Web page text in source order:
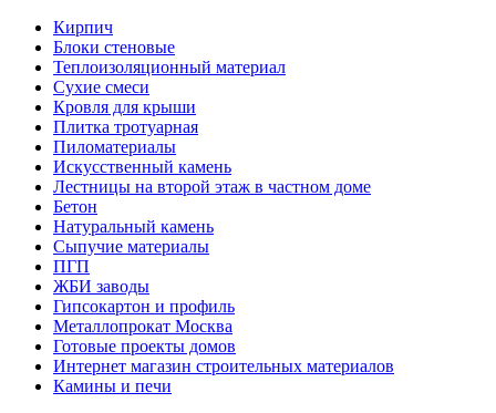
Кирпич
Блоки стеновые
Теплоизоляционный материал
Сухие смеси
Кровля для крыши
Плитка тротуарная
Пиломатериалы
Искусственный камень
Лестницы на второй этаж в частном доме
Бетон
Натуральный камень
Сыпучие материалы
ПГП
ЖБИ заводы
Гипсокартон и профиль
Металлопрокат Москва
Готовые проекты домов
Интернет магазин строительных материалов
Камины и печи